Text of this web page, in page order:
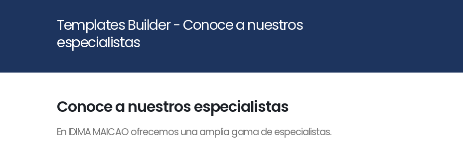
Templates Builder - Conoce a nuestros
especialistas
Conoce a nuestros especialistas
En IDIMA MAICAO ofrecemos una amplia gama de especialistas.